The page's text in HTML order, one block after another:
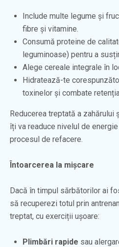
Include multe legume și
fibre și vitamine.
Consumă proteine de
leguminoase) pentru a
Alege cereale integrale în
Hidratează-te
toxinelor și combate
Reducerea treptată a zahărului
îți va readuce nivelul de
procesul de refacere.
Întoarcerea la mișcare
Dacă în timpul sărbătorilor ai
să recuperezi totul prin
treptat, cu exerciții ușoare:
Plimbări rapide sau